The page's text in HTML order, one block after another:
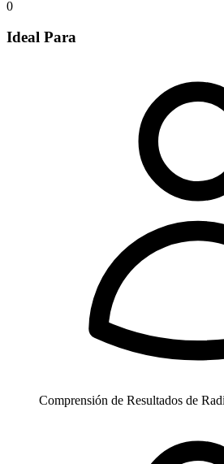
0
Ideal Para
Comprensión de Resultados de